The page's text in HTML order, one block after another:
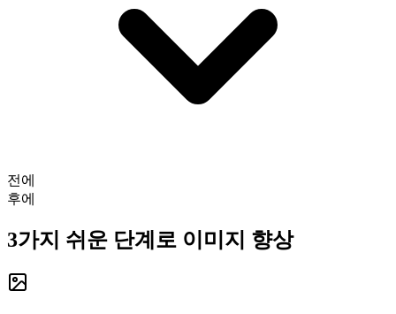
전에
후에
3가지 쉬운 단계로 이미지 향상